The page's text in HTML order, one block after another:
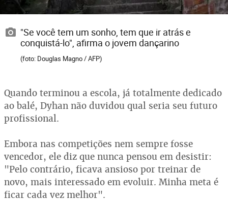
"Se você tem um sonho, tem que ir atrás e
conquistá-lo", afirma o jovem dançarino
(foto: Douglas Magno / AFP)
Quando terminou a escola, já totalmente dedicado
ao balé, Dyhan não duvidou qual seria seu futuro
profissional.
Embora nas competições nem sempre fosse
vencedor, ele diz que nunca pensou em desistir:
"Pelo contrário, ficava ansioso por treinar de
novo, mais interessado em evoluir. Minha meta é
ficar cada vez melhor".